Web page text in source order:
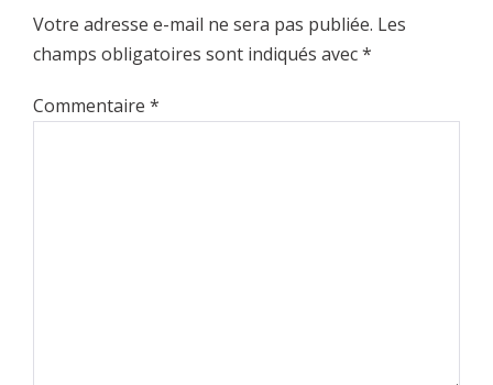
Votre adresse e-mail ne sera pas publiée. Les
champs obligatoires sont indiqués avec*
Commentaire *